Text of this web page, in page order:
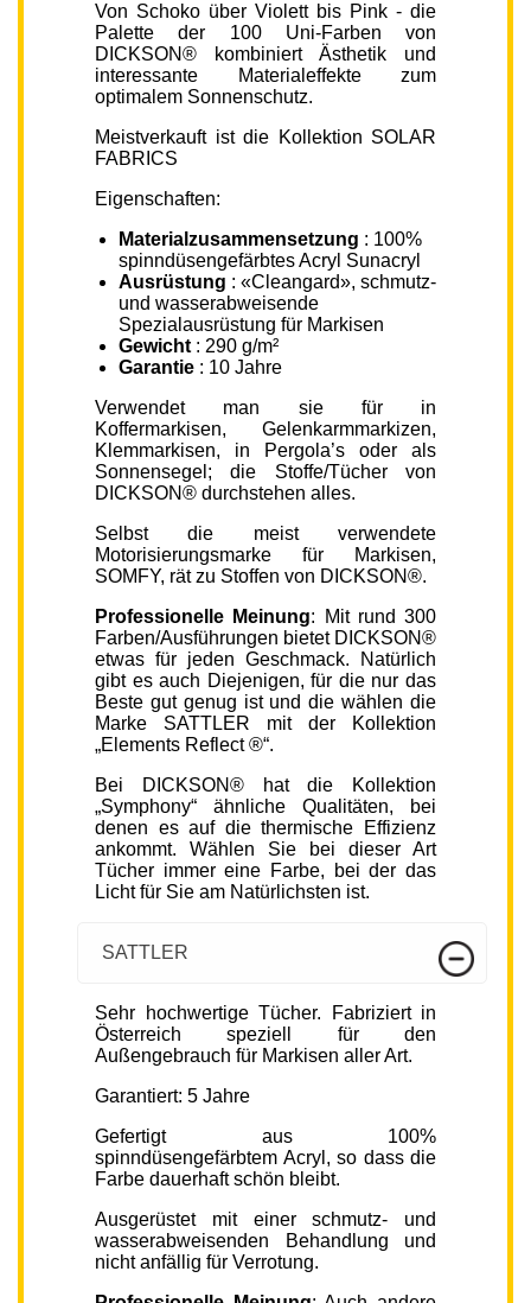
Von Schoko über Violett bis Pink - die
Palette der 100 Uni-Farben von
DICKSON® kombiniert Ästhetik und
interessante Materialeffekte zum
optimalem Sonnenschutz.
Meistverkauft ist die Kollektion SOLAR
FABRICS
Eigenschaften:
Materialzusammensetzung : 100%
spinndüsengefärbtes Acryl Sunacryl
Ausrüstung : «Cleangard», schmutz-
und wasserabweisende
Spezialausrüstung für Markisen
Gewicht : 290 g/m²
Garantie : 10 Jahre
Verwendet man sie für in
Koffermarkisen, Gelenkarmmarkizen,
Klemmarkisen, in Pergola’s oder als
Sonnensegel; die Stoffe/Tücher von
DICKSON® durchstehen alles.
Selbst die meist verwendete
Motorisierungsmarke für Markisen,
SOMFY, rät zu Stoffen von DICKSON®.
Professionelle Meinung: Mit rund 300
Farben/Ausführungen bietet DICKSON®
etwas für jeden Geschmack. Natürlich
gibt es auch Diejenigen, für die nur das
Beste gut genug ist und die wählen die
Marke SATTLER mit der Kollektion
„Elements Reflect ®“.
Bei DICKSON® hat die Kollektion
„Symphony“ ähnliche Qualitäten, bei
denen es auf die thermische Effizienz
ankommt. Wählen Sie bei dieser Art
Tücher immer eine Farbe, bei der das
Licht für Sie am Natürlichsten ist.
SATTLER
Sehr hochwertige Tücher. Fabriziert in
Österreich speziell für den
Außengebrauch für Markisen aller Art.
Garantiert: 5 Jahre
Gefertigt aus 100%
spinndüsengefärbtem Acryl, so dass die
Farbe dauerhaft schön bleibt.
Ausgerüstet mit einer schmutz- und
wasserabweisenden Behandlung und
nicht anfällig für Verrotung.